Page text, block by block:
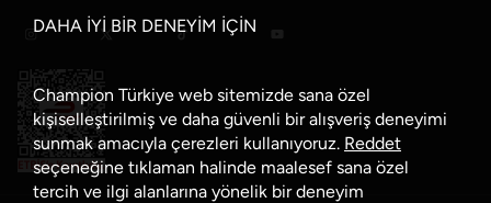
DAHA İYİ BİR DENEYİM İÇİN
Champion Türkiye web sitemizde sana özel
kişiselleştirilmiş ve daha güvenli bir alışveriş deneyimi
sunmak amacıyla çerezleri kullanıyoruz. Reddet
seçeneğine tıklaman halinde maalesef sana özel
tercih ve ilgi alanlarına yönelik bir deneyim